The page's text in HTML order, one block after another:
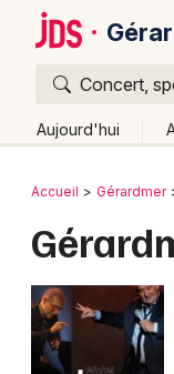
Concert,
Aujourd'hui
Publier un
Grands
Bordeaux
Lille
Retour
Accueil Gérardmer
Quoi ?
Où ?
Partout
Près de
Quand ?
Aujourd'hui